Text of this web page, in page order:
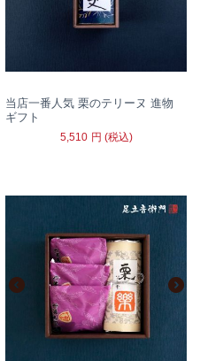
当店一番人気 栗のテリーヌ 進物
ギフト
5,510 円 (税込)